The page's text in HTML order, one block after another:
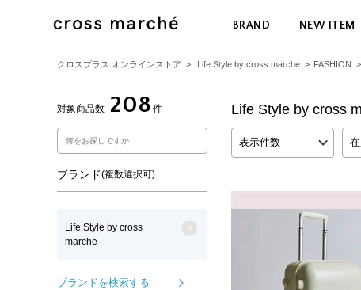
BRAND NEW ITEM
クロスプラス オンラインストア > Life Style by cross marche > FASHION >
対象商品数 208 件 Life Style by cross
ブランド(複数選択可)
Life Style by cross
marche
ブランドを検索する
表示件数